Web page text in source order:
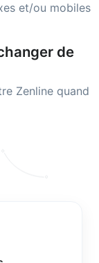
et/ou mobiles
de
Zenline quand